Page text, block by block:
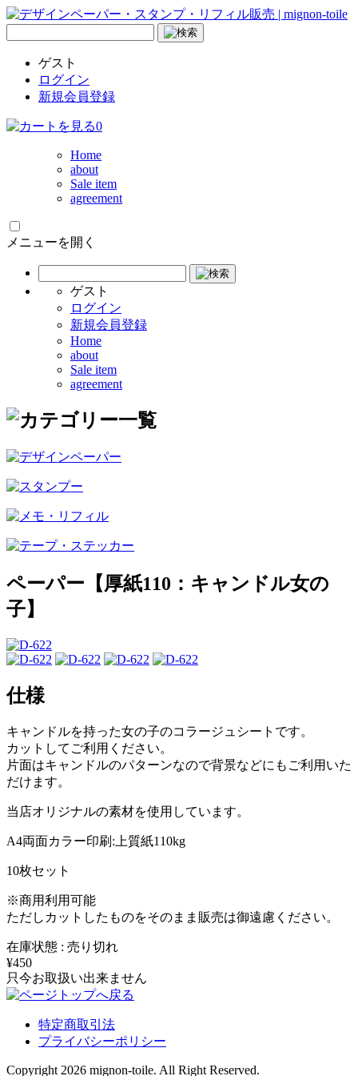
ゲスト
ログイン
新規会員登録
0
Home
about
Sale item
agreement
メニューを開く
ゲスト
ログイン
新規会員登録
Home
about
Sale item
agreement
ペーパー【厚紙110：キャンドル女の
子】
仕様
キャンドルを持った女の子のコラージュシートです。
カットしてご利用ください。
片面はキャンドルのパターンなので背景などにもご利用いた
だけます。
当店オリジナルの素材を使用しています。
A4両面カラー印刷:上質紙110kg
10枚セット
※商用利用可能
ただしカットしたものをそのまま販売は御遠慮ください。
在庫状態 : 売り切れ
¥450
只今お取扱い出来ません
特定商取引法
プライバシーポリシー
Copyright 2026 mignon-toile. All Right Reserved.